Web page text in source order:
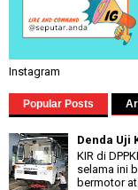
Instagram
Popular Posts
Denda Uji
KIR di
selama ini
bermotor